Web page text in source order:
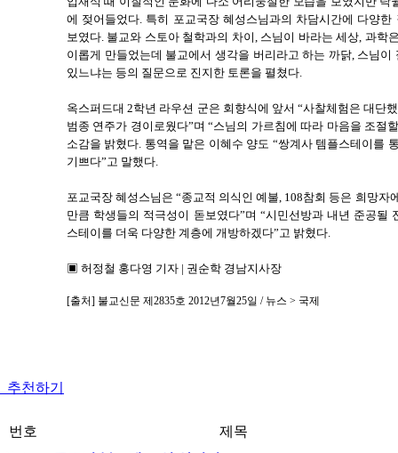
에 젖어들었다. 특히 포교국장 혜성스님과의 차담시간에 다양
보였다. 불교와 스토아 철학과의 차이, 스님이 바라는 세상, 과학
이롭게 만들었는데 불교에서 생각을 버리라고 하는 까닭, 스님
있느냐는 등의 질문으로 진지한 토론을 펼쳤다.
옥스퍼드대 2학년 라우션 군은 회향식에 앞서 “사찰체험은 대단
범종 연주가 경이로웠다”며 “스님의 가르침에 따라 마음을 조절
소감을 밝혔다. 통역을 맡은 이혜수 양도 “쌍계사 템플스테이를
기쁘다”고 말했다.
포교국장 혜성스님은 “종교적 의식인 예불, 108참회 등은 희망자
만큼 학생들의 적극성이 돋보였다”며 “시민선방과 내년 준공될
스테이를 더욱 다양한 계층에 개방하겠다”고 밝혔다.
▣ 허정철 홍다영 기자 | 권순학 경남지사장
[출처] 불교신문 제2835호 2012년7월25일 / 뉴스 > 국제
추천하기
번호
제목